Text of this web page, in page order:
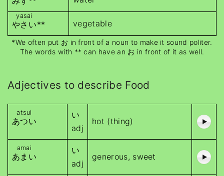
やさい
yasai
** vegetable
*We often put お in front of a noun to make it sound politer.
The words with ** can have an お in front of it as well.
Adjectives to describe Food
あつい
atsui
い
adj
hot (thing)
あまい
amai
い
adj
generous, sweet